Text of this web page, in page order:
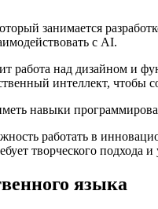
занимается
с AI.
работа над дизайном и
интеллект, чтобы
навыки
работать в
творческого подхода
языка